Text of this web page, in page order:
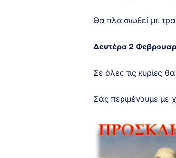
Θα πλαισιωθεί με
Δευτέρα 2
Σε όλες τις κυρίες
Σάς περιμένουμε με